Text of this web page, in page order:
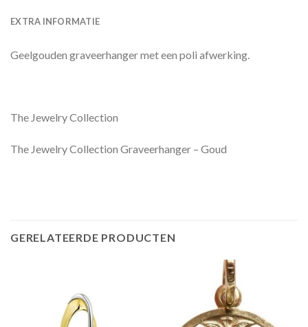
EXTRA INFORMATIE
Geelgouden graveerhanger met een poli afwerking.
The Jewelry Collection
The Jewelry Collection Graveerhanger – Goud
GERELATEERDE PRODUCTEN